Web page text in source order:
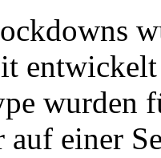
wurden
einer